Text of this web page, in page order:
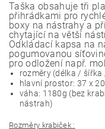
Taška obsahuje tři
přihrádkami pro
boxy na nástrahy a
chytající na větší
Odkládací kapsa na
pogumovanou
pro odložení např.
rozměry (délka / šířka
hlavní prostor: 37 x 20
váha: 1180g (bez
nástrah)
Rozměry krabiček :